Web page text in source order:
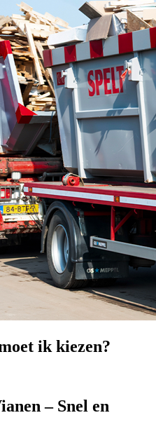
ik kiezen?
– Snel en